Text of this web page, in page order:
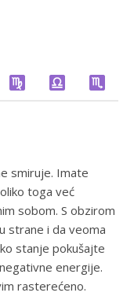
smiruje. Imate
toga već
sobom. S obzirom
strane i da veoma
stanje pokušajte
energije.
rasterećeno.